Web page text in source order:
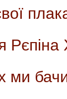
ми